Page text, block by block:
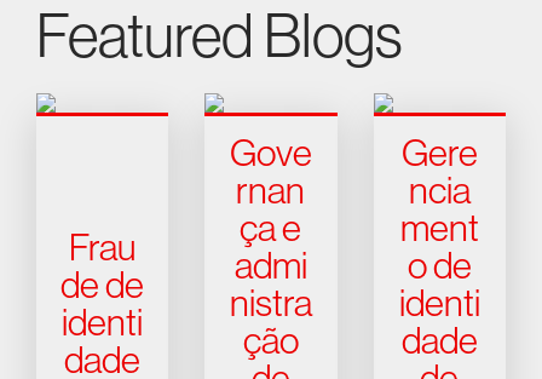
Featured Blogs
Frau
de de
identi
dade
Gove
rnan
ça e
admi
nistra
ção
Gere
ncia
ment
o de
identi
dade